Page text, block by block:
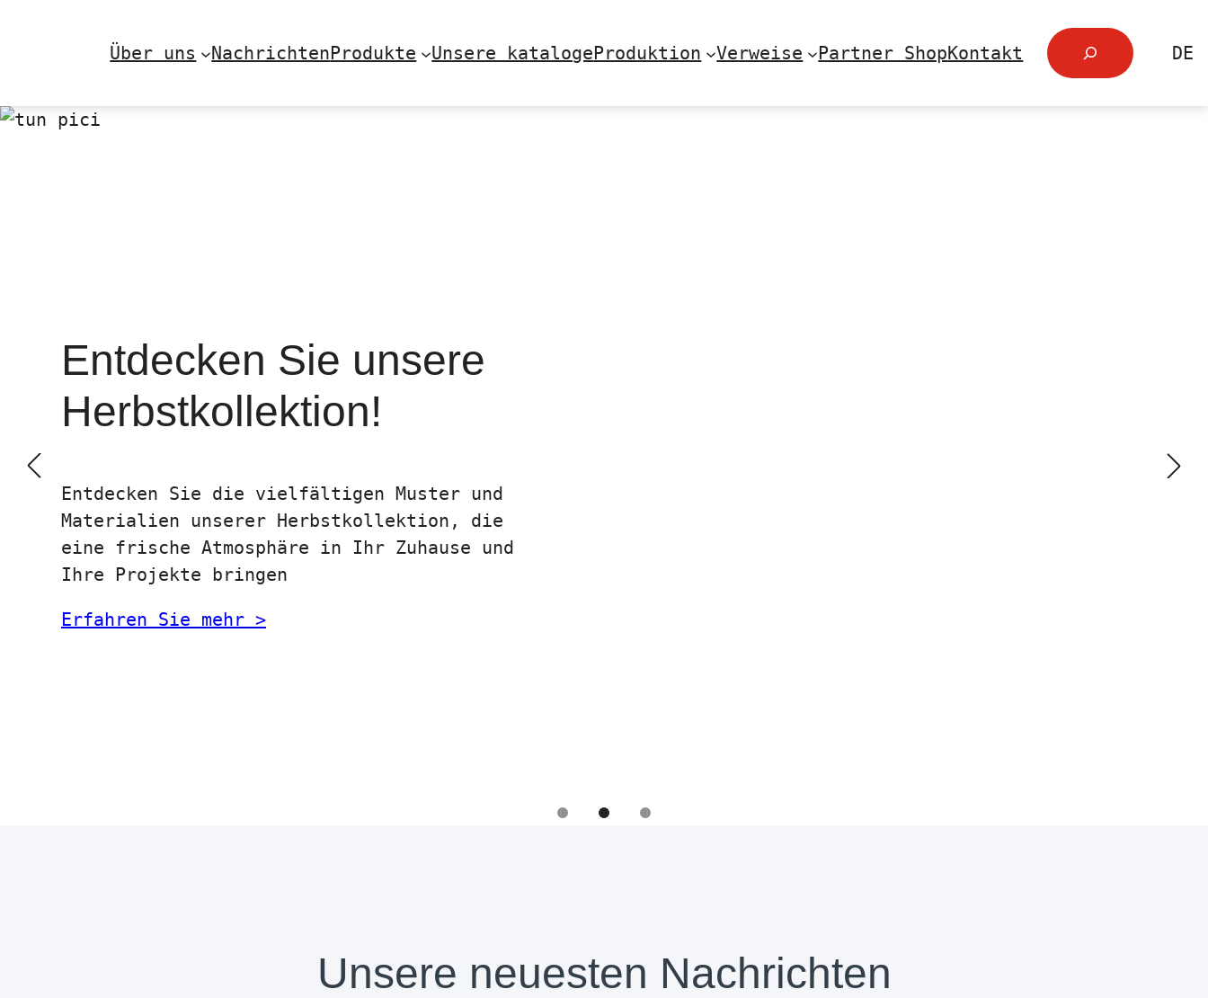
Über uns NachrichtenProdukte Unsere katalogeProduktion Verweise Partner ShopKontakt
Search
DE
Entdecken Sie unsere
Herbstkollektion!
Entdecken Sie die vielfältigen Muster und
Materialien unserer Herbstkollektion, die
eine frische Atmosphäre in Ihr Zuhause und
Ihre Projekte bringen
Erfahren Sie mehr >
Unsere neuesten Nachrichten